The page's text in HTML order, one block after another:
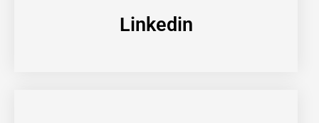
Linkedin